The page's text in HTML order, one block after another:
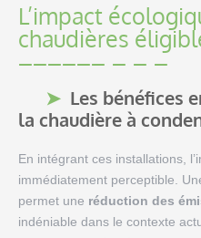
L’impact
chaudières
Les bénéfices
la chaudière à
En intégrant ces installations,
immédiatement perceptible.
permet une réduction des
indéniable dans le contexte